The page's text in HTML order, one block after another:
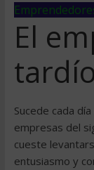
El
Sucede cada
empresas del
cueste
entusiasmo y